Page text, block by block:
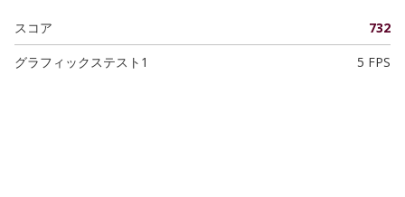
スコア
732
グラフィックステスト1
5 FPS